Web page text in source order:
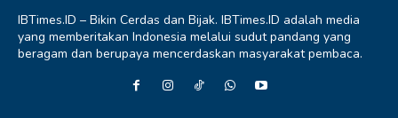
IBTimes.ID – Bikin Cerdas dan Bijak. IBTimes.ID adalah media
yang memberitakan Indonesia melalui sudut pandang yang
beragam dan berupaya mencerdaskan masyarakat pembaca.